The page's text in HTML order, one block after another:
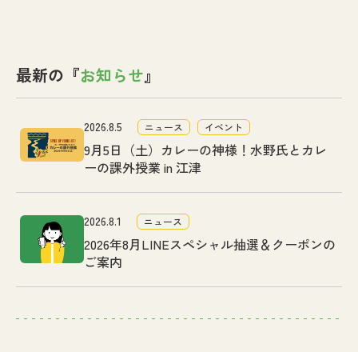
最新の『お知らせ』
2026.8.5 ニュース イベント
9月5日（土）カレーの神様！水野氏とカレ
ーの課外授業 in 江津
2026.8.1 ニュース
2026年8月LINEスペシャル抽選＆クーポンの
ご案内